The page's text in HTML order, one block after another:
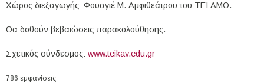
Χώρος διεξαγωγής: Φουαγιέ Μ. Αμφιθεάτρου του ΤΕΙ ΑΜΘ.
Θα δοθούν βεβαιώσεις παρακολούθησης.
Σχετικός σύνδεσμος: www.teikav.edu.gr
786 εμφανίσεις